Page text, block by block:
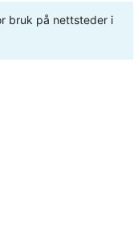
bruk på nettsteder i